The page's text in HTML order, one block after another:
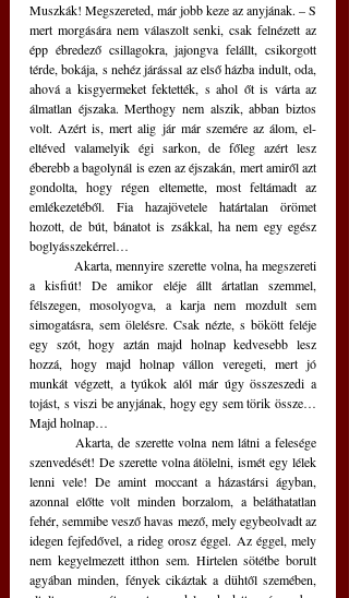
Muszkák! Megszereted, már jobb keze az anyjának. – S
mert morgására nem válaszolt senki, csak felnézett az
épp ébredező csillagokra, jajongva felállt, csikorgott
térde, bokája, s nehéz járással az első házba indult, oda,
ahová a kisgyermeket fektették, s ahol őt is várta az
álmatlan éjszaka. Merthogy nem alszik, abban biztos
volt. Azért is, mert alig jár már szemére az álom, el-
eltéved valamelyik égi sarkon, de főleg azért lesz
éberebb a bagolynál is ezen az éjszakán, mert amiről azt
gondolta, hogy régen eltemette, most feltámadt az
emlékezetéből. Fia hazajövetele határtalan örömet
hozott, de bút, bánatot is zsákkal, ha nem egy egész
boglyásszekérrel…
a kisfiút! De amikor eléje állt ártatlan szemmel,
félszegen, mosolyogva, a karja nem mozdult sem
simogatásra, sem ölelésre. Csak nézte, s bökött feléje
egy szót, hogy aztán majd holnap kedvesebb lesz
hozzá, hogy majd holnap vállon veregeti, mert jó
munkát végzett, a tyúkok alól már úgy összeszedi a
tojást, s viszi be anyjának, hogy egy sem törik össze…
Majd holnap…
szenvedését! De szerette volna átölelni, ismét egy lélek
lenni vele! De amint moccant a házastársi ágyban,
azonnal előtte volt minden borzalom, a beláthatatlan
fehér, semmibe vesző havas mező, mely egybeolvadt az
idegen fejfedővel, a rideg orosz éggel. Az éggel, mely
nem kegyelmezett itthon sem. Hirtelen sötétbe borult
agyában minden, fények cikáztak a dühtől szemében,